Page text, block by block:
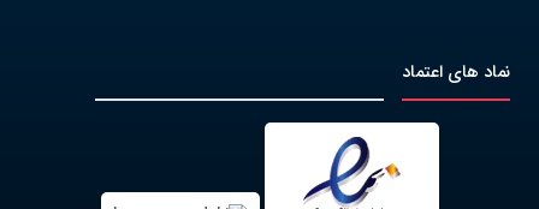
نماد های اعتماد